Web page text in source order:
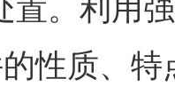
。利用强
性质、